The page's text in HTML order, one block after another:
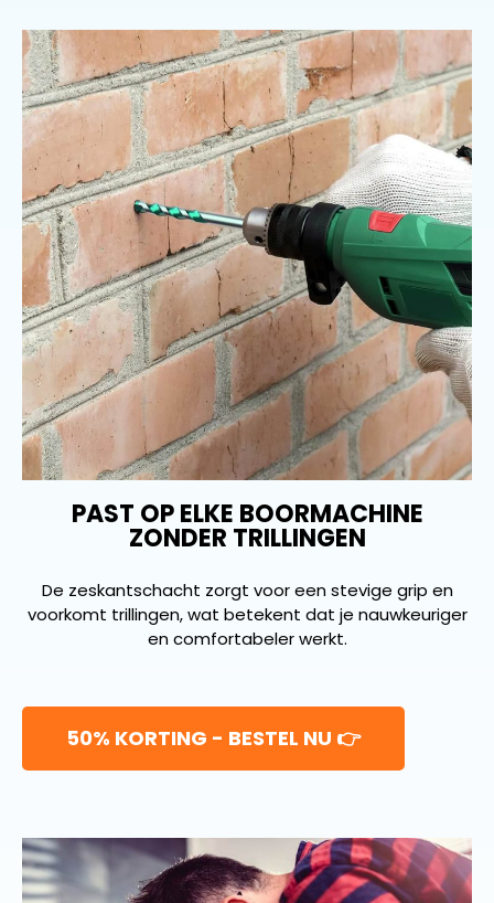
PAST OP ELKE BOORMACHINE
ZONDER TRILLINGEN
De zeskantschacht zorgt voor een stevige grip en
voorkomt trillingen, wat betekent dat je nauwkeuriger
en comfortabeler werkt.
50% KORTING - BESTEL NU 👉